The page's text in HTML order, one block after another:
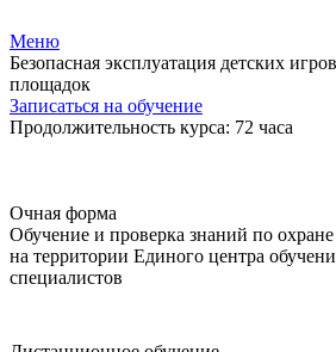
Меню
Безопасная эксплуатация детских
площадок
Записаться на обучение
Продолжительность курса: 72 часа
Очная форма
Обучение и проверка знаний по
на территории Единого центра
специалистов